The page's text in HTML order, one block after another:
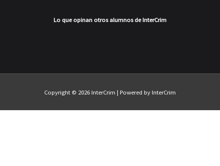
Lo que opinan otros alumnos de InterCrim
Copyright © 2026InterCrim | Powered byInterCrim